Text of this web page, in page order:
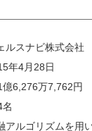
ルスナビ株式会社
年4月28日
億6,276万7,762円
名
アルゴリズムを用